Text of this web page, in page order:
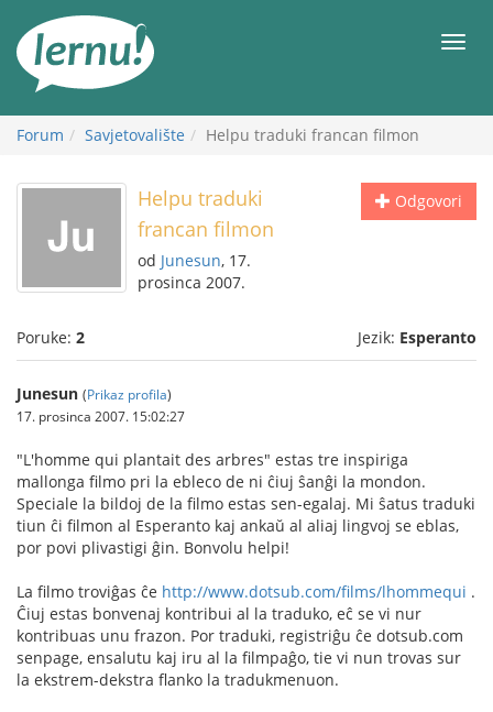
Meni
Forum Savjetovalište Helpu traduki francan filmon
Odgovori
Helpu traduki
francan filmon
od Junesun, 17.
prosinca 2007.
Poruke: 2 Jezik: Esperanto
Junesun (Prikaz profila)
17. prosinca 2007. 15:02:27
"L'homme qui plantait des arbres" estas tre inspiriga
mallonga filmo pri la ebleco de ni ĉiuj ŝanĝi la mondon.
Speciale la bildoj de la filmo estas sen-egalaj. Mi ŝatus traduki
tiun ĉi filmon al Esperanto kaj ankaŭ al aliaj lingvoj se eblas,
por povi plivastigi ĝin. Bonvolu helpi!
La filmo troviĝas ĉe http://www.dotsub.com/films/lhommequi .
Ĉiuj estas bonvenaj kontribui al la traduko, eĉ se vi nur
kontribuas unu frazon. Por traduki, registriĝu ĉe dotsub.com
senpage, ensalutu kaj iru al la filmpaĝo, tie vi nun trovas sur
la ekstrem-dekstra flanko la tradukmenuon.